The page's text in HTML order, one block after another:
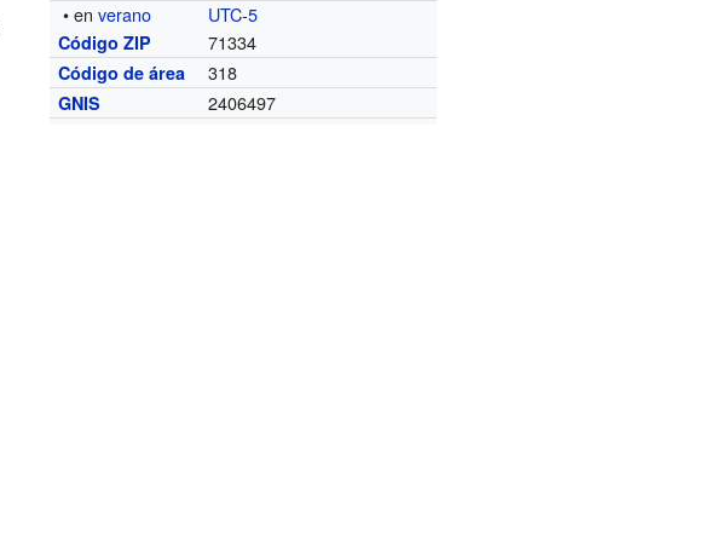
• enverano UTC-5
Código ZIP 71334
Código de área 318
GNIS 2406497